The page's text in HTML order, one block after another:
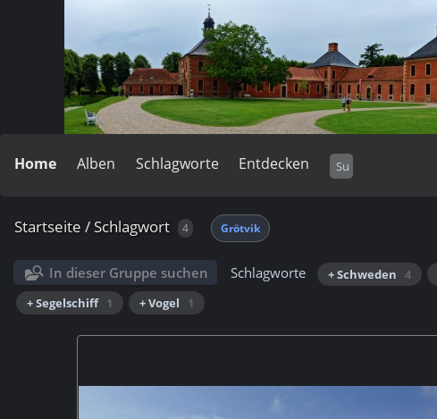
Home Alben Schlagworte Entdecken
Startseite /Schlagwort 4 Grötvik
In dieser Gruppe suchen Schlagworte + Schweden 4
+ Segelschiff 1 + Vogel 1